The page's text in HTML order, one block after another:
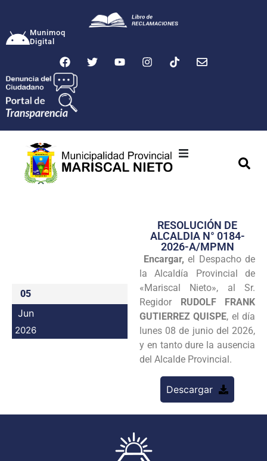
Munimoq
Digital
Transparencia
Seguridad
Programas
Intranet
05
Jun
2026
RESOLUCIÓN DE
ALCALDIA N° 0184-
2026-A/MPMN
Encargar, el Despacho de
la Alcaldía Provincial de
«Mariscal Nieto», al Sr.
Regidor RUDOLF FRANK
GUTIERREZ QUISPE, el día
lunes 08 de junio del 2026,
y en tanto dure la ausencia
del Alcalde Provincial.
Descargar